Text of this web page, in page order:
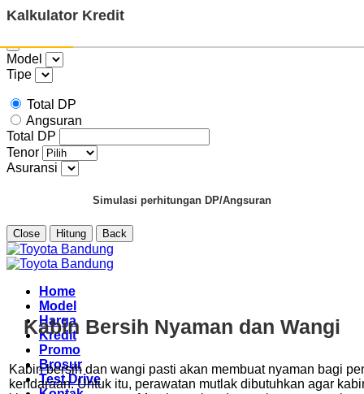
Kalkulator Kredit
Model
Tipe
Total DP
Angsuran
Total DP
Tenor
Asuransi
Simulasi perhitungan DP/Angsuran
Close Hitung Back
Skip
to
Home
Model
Harga
Kredit
Promo
Brosur
Test Drive
Kabin Bersih Nyaman dan Wangi
Kabin bersih dan wangi pasti akan membuat nyaman bagi
kendaraan. Untuk itu, perawatan mutlak dibutuhkan agar